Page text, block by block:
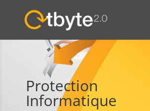
Protection
Informatique